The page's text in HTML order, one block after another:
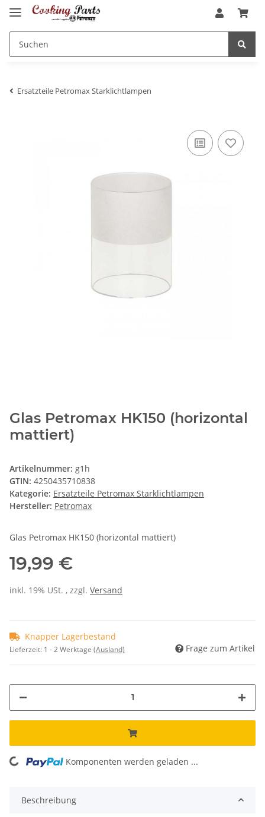
Ersatzteile Petromax Starklichtlampen
Glas Petromax HK150 (horizontal
mattiert)
Artikelnummer: g1h
GTIN: 4250435710838
Kategorie: Ersatzteile Petromax Starklichtlampen
Hersteller: Petromax
Glas Petromax HK150 (horizontal mattiert)
19,99 €
inkl. 19% USt. , zzgl. Versand
Knapper Lagerbestand
Lieferzeit: 1 - 2 Werktage (Ausland) Frage zum Artikel
Loading... Komponenten werden geladen ...
Beschreibung